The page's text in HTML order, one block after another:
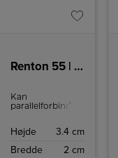
Renton 55 | Batten Light Fitting | White
Kan
parallelforbindes
Tilslutningsledning
Kontakt på
Højde
3.4 cm
Bredde
2 cm